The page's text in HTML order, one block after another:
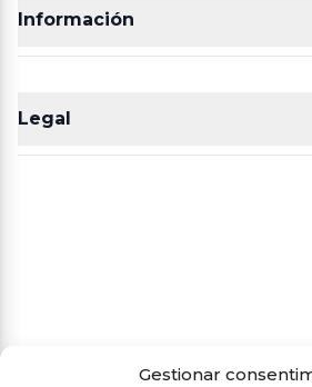
Gestionar
Información
FRUTERÍAS
POLLERÍA
CHARCUTERIA
Legal
Aviso legal